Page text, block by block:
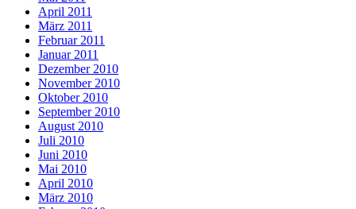
April 2011
März 2011
Februar 2011
Januar 2011
Dezember 2010
November 2010
Oktober 2010
September 2010
August 2010
Juli 2010
Juni 2010
Mai 2010
April 2010
März 2010